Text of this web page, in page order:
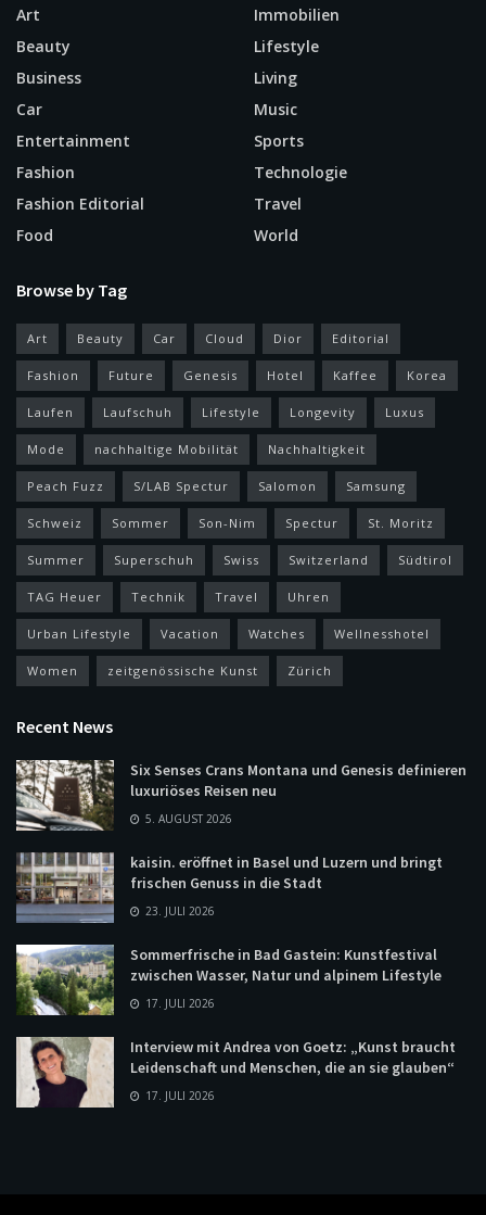
Art
Beauty
Business
Car
Entertainment
Fashion
Fashion Editorial
Food
Immobilien
Lifestyle
Living
Music
Sports
Technologie
Travel
World
Browse by Tag
Art Beauty Car Cloud Dior Editorial
Fashion Future Genesis Hotel Kaffee Korea
Laufen Laufschuh Lifestyle Longevity Luxus
Mode nachhaltige Mobilität Nachhaltigkeit
Peach Fuzz S/LAB Spectur Salomon Samsung
Schweiz Sommer Son-Nim Spectur St. Moritz
Summer Superschuh Swiss Switzerland Südtirol
TAG Heuer Technik Travel Uhren
Urban Lifestyle Vacation Watches Wellnesshotel
Women zeitgenössische Kunst Zürich
Recent News
Six Senses Crans Montana und Genesis definieren
luxuriöses Reisen neu
5. AUGUST 2026
kaisin. eröffnet in Basel und Luzern und bringt
frischen Genuss in die Stadt
23. JULI 2026
Sommerfrische in Bad Gastein: Kunstfestival
zwischen Wasser, Natur und alpinem Lifestyle
17. JULI 2026
Interview mit Andrea von Goetz: „Kunst braucht
Leidenschaft und Menschen, die an sie glauben“
17. JULI 2026